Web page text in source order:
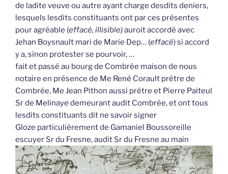
de ladite veuve ou autre ayant charge desdits deniers,
lesquels lesdits constituants ont par ces présentes
pour agréable (effacé, illisible)auroit accordé avec
Jehan Boysnault mari de Marie Dep… (effacé) si accord
y a, sinon protester se pourvoir, …
fait et passé au bourg de Combrée maison de nous
notaire en présence de Me René Corault prêtre de
Combrée, Me Jean Pithon aussi prêtre et Pierre Paiteul
Sr de Melinaye demeurant audit Combrée, et ont tous
lesdits constituants dit ne savoir signer
Gloze particulièrement de Gamaniel Boussoreille
escuyer Sr du Fresne, audit Sr du Fresne au main